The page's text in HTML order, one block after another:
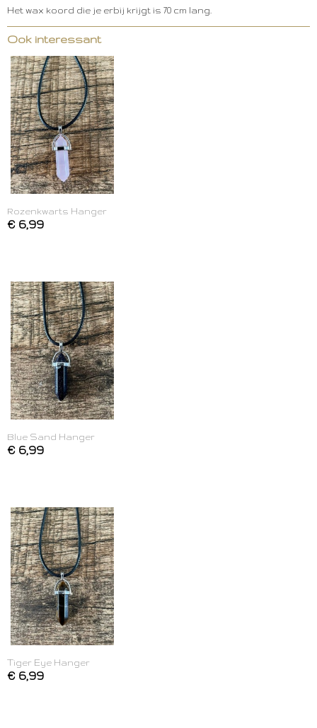
Het wax koord die je erbij krijgt is 70 cm lang.
Ook interessant
Rozenkwarts Hanger
€ 6,99
Blue Sand Hanger
€ 6,99
Tiger Eye Hanger
€ 6,99